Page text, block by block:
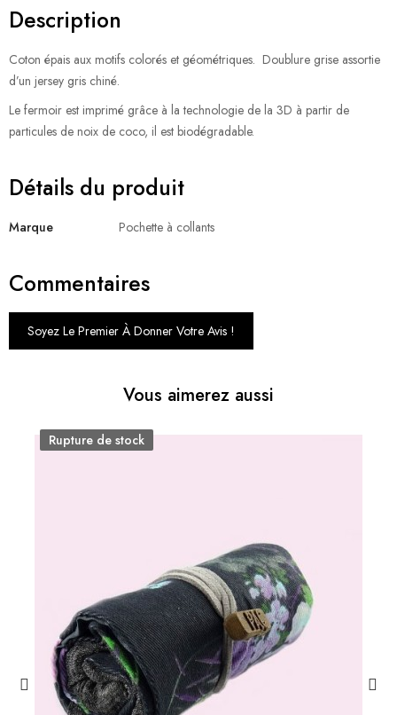
Description
Coton épais aux motifs colorés et géométriques. Doublure grise assortie
d’un jersey gris chiné.
Le fermoir est imprimé grâce à la technologie de la 3D à partir de
particules de noix de coco, il est biodégradable.
Détails du produit
Marque Pochette à collants
Commentaires
Soyez Le Premier À Donner Votre Avis !
Vous aimerez aussi
Rupture de stock